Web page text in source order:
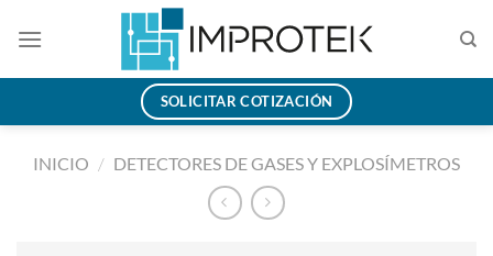
SOLICITAR COTIZACIÓN
INICIO / DETECTORES DE GASES Y EXPLOSÍMETROS